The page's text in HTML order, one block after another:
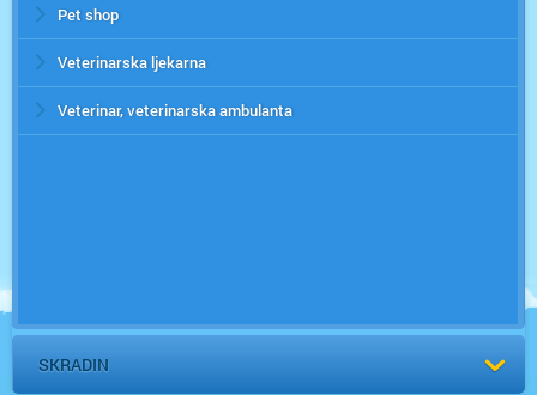
Pet shop
Veterinarska ljekarna
Veterinar, veterinarska ambulanta
SKRADIN